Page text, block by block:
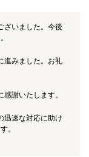
ざいました。今後
進みました。お礼
謝いたします。
迅速な対応に助け
。